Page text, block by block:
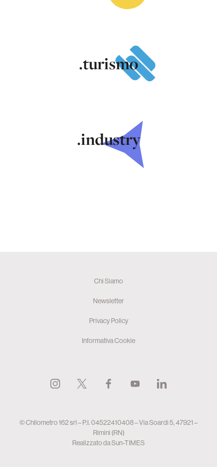
.turismo
.industry
Chi Siamo
Newsletter
Privacy Policy
Informativa Cookie
© Chilometro 162 srl – P.I. 04522410408 – Via Soardi 5, 47921 –
Rimini (RN)
Realizzato daSun-TIMES